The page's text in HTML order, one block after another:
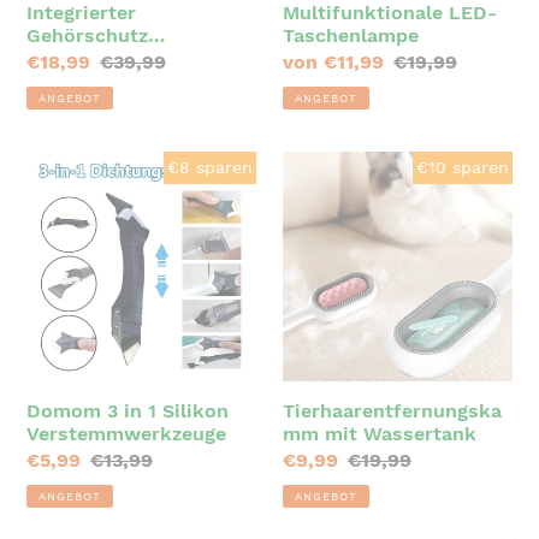
Integrierter
Gehörschutz
Winddichte Mütze
Schal
Sonderpreis
€18,99 Normaler
Preis
€39,99
ANGEBOT
Multifunktionale LED-
Taschenlampe
Sonderpreis
von €11,99 Normaler
€19,99
ANGEBOT
Domom
in
Silikon
Verstemmwerkzeuge
Domom 3 in 1 Silikon
Verstemmwerkzeuge
Sonderpreis
€5,99 Normaler
Preis
€13,99
ANGEBOT
€8 sparen
Wassertank
Tierhaarentfernungska
mm mit Wassertank
Sonderpreis
€9,99 Normaler
Preis
€19,99
ANGEBOT
€10 sparen